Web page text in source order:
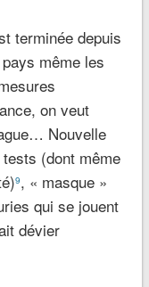
terminée depuis
même les
on veut
Nouvelle
(dont même
9, « masque »
qui se jouent
dévier